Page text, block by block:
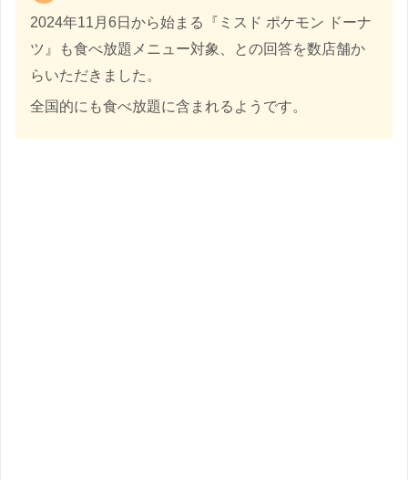
2024年11月6日から始まる『ミスド ポケモン ドーナ
ツ』も食べ放題メニュー対象、との回答を数店舗か
らいただきました。
全国的にも食べ放題に含まれるようです。